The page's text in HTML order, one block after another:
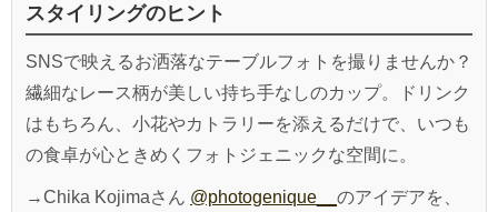
スタイリングのヒント
SNSで映えるお洒落なテーブルフォトを撮りませんか？
繊細なレース柄が美しい持ち手なしのカップ。ドリンク
はもちろん、小花やカトラリーを添えるだけで、いつも
の食卓が心ときめくフォトジェニックな空間に。
→Chika Kojimaさん @photogenique__ のアイデアを、